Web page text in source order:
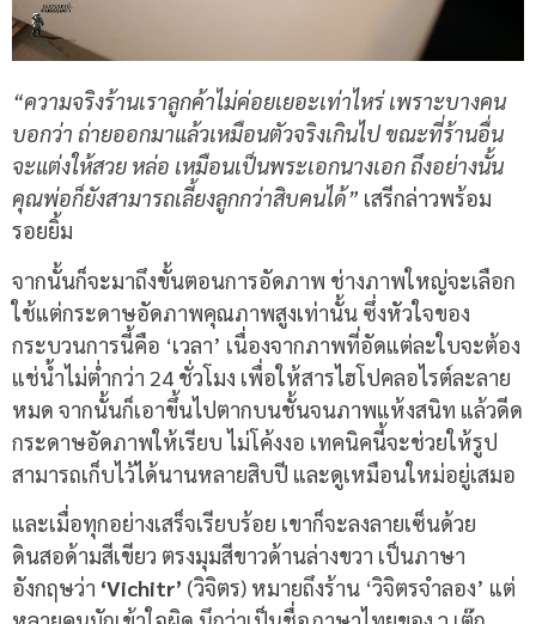
“ความจริงร้านเราลูกค้าไม่ค่อยเยอะเท่าไหร่ เพราะบางคน
บอกว่า ถ่ายออกมาแล้วเหมือนตัวจริงเกินไป ขณะที่ร้านอื่น
จะแต่งให้สวย หล่อ เหมือนเป็นพระเอกนางเอก ถึงอย่างนั้น
คุณพ่อก็ยังสามารถเลี้ยงลูกกว่าสิบคนได้” เสรีกล่าวพร้อม
รอยยิ้ม
จากนั้นก็จะมาถึงขั้นตอนการอัดภาพ ช่างภาพใหญ่จะเลือก
ใช้แต่กระดาษอัดภาพคุณภาพสูงเท่านั้น ซึ่งหัวใจของ
กระบวนการนี้คือ ‘เวลา’ เนื่องจากภาพที่อัดแต่ละใบจะต้อง
แช่น้ำไม่ต่ำกว่า 24 ชั่วโมง เพื่อให้สารไฮโปคลอไรต์ละลาย
หมด จากนั้นก็เอาขึ้นไปตากบนชั้นจนภาพแห้งสนิท แล้วดีด
กระดาษอัดภาพให้เรียบ ไม่โค้งงอ เทคนิคนี้จะช่วยให้รูป
สามารถเก็บไว้ได้นานหลายสิบปี และดูเหมือนใหม่อยู่เสมอ
และเมื่อทุกอย่างเสร็จเรียบร้อย เขาก็จะลงลายเซ็นด้วย
ดินสอด้ามสีเขียว ตรงมุมสีขาวด้านล่างขวา เป็นภาษา
อังกฤษว่า ‘Vichitr’ (วิจิตร) หมายถึงร้าน ‘วิจิตรจำลอง’ แต่